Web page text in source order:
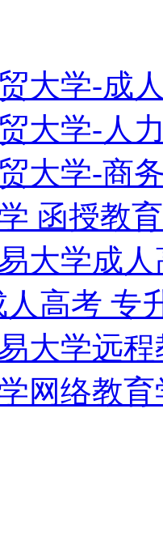
大学-成
大学-人
大学-商
函授教
大学成
高考 专
大学远
网络教